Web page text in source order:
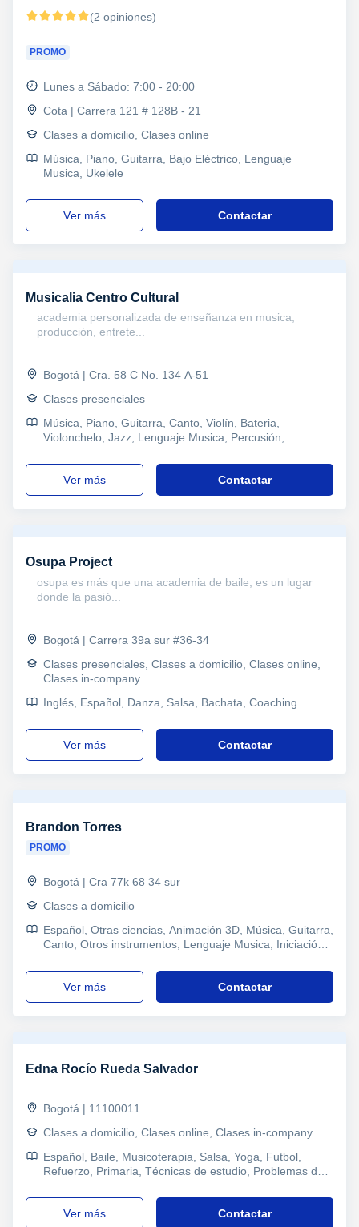
(2 opiniones)
PROMO
Lunes a Sábado: 7:00 - 20:00
Cota | Carrera 121 # 128B - 21
Clases a domicilio, Clases online
Música, Piano, Guitarra, Bajo Eléctrico, Lenguaje
Musica, Ukelele
ver más Contactar
Musicalia Centro Cultural
academia personalizada de enseñanza en musica,
producción, entrete...
Bogotá | Cra. 58 C No. 134 A-51
Clases presenciales
Música, Piano, Guitarra, Canto, Violín, Bateria,
Violonchelo, Jazz, Lenguaje Musica, Percusión,
ver más Contactar
Osupa Project
osupa es más que una academia de baile, es un lugar
donde la pasió...
Bogotá | Carrera 39a sur #36-34
Clases presenciales, Clases a domicilio, Clases online,
Clases in-company
Inglés, Español, Danza, Salsa, Bachata, Coaching
ver más Contactar
Brandon Torres
PROMO
Bogotá | Cra 77k 68 34 sur
Clases a domicilio
Español, Otras ciencias, Animación 3D, Música, Guitarra,
Canto, Otros instrumentos, Lenguaje Musica, Iniciación
Actuación, Refuerzo, Primaria y Secundaria, Todos los
cursos, Primaria, Universidad, Sociología, Psicologia,
Técnicas de estudio, Problemas de aprendizaje,
ver más Contactar
Edna Rocío Rueda Salvador
Bogotá | 11100011
Clases a domicilio, Clases online, Clases in-company
Español, Baile, Musicoterapia, Salsa, Yoga, Futbol,
Refuerzo, Primaria, Técnicas de estudio, Problemas de
déficit de atención, Pedagogía, Logopedia
ver más
Contactar